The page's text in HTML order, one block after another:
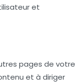
et
pages de votre
et à diriger